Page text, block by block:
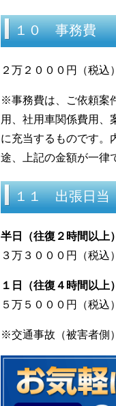
１０ 事務費
２万２０００円（税込）
※事務費は、ご依頼案
用、社用車関係費用、
に充当するものです。
途、上記の金額が一律
１１ 出張日当
半日（往復２時間以上）
３万３０００円（税込）
１日（往復４時間以上）
５万５０００円（税込）
※交通事故（被害者側